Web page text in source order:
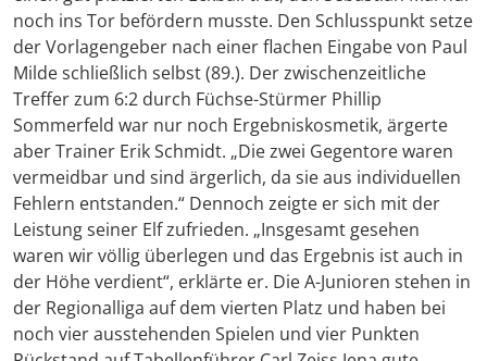
noch ins Tor befördern musste. Den Schlusspunkt setze
der Vorlagengeber nach einer flachen Eingabe von Paul
Milde schließlich selbst (89.). Der zwischenzeitliche
Treffer zum 6:2 durch Füchse-Stürmer Phillip
Sommerfeld war nur noch Ergebniskosmetik, ärgerte
aber Trainer Erik Schmidt. „Die zwei Gegentore waren
vermeidbar und sind ärgerlich, da sie aus individuellen
Fehlern entstanden.“ Dennoch zeigte er sich mit der
Leistung seiner Elf zufrieden. „Insgesamt gesehen
waren wir völlig überlegen und das Ergebnis ist auch in
der Höhe verdient“, erklärte er. Die A-Junioren stehen in
der Regionalliga auf dem vierten Platz und haben bei
noch vier ausstehenden Spielen und vier Punkten